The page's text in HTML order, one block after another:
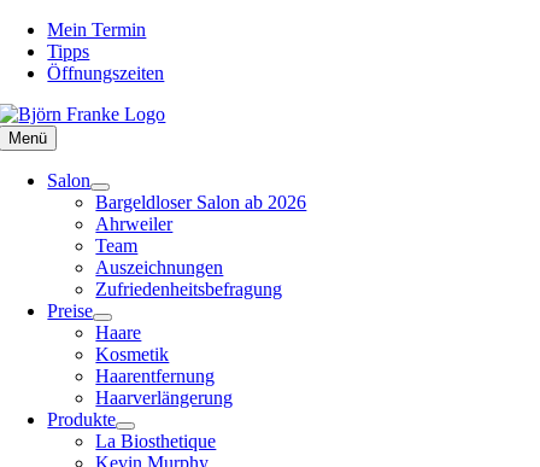
Zum
Inhalt
springen
Mein Termin
Tipps
Öffnungszeiten
Menü
Salon
Bargeldloser Salon ab 2026
Ahrweiler
Team
Auszeichnungen
Zufriedenheitsbefragung
Preise
Haare
Kosmetik
Haarentfernung
Haarverlängerung
Produkte
La Biosthetique
Kevin Murphy